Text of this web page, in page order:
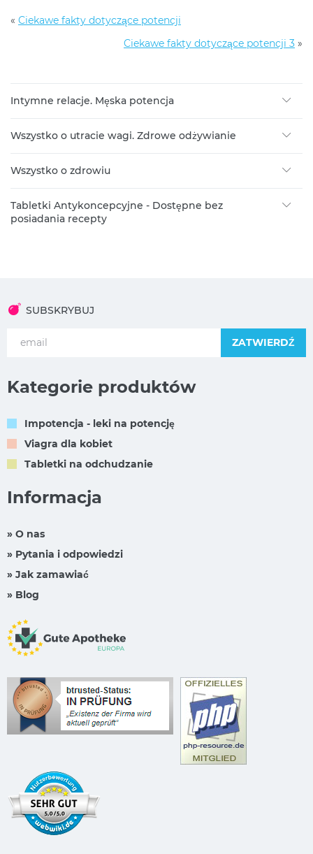
« Ciekawe fakty dotyczące potencji
Ciekawe fakty dotyczące potencji 3 »
Intymne relacje. Męska potencja
Wszystko o utracie wagi. Zdrowe odżywianie
Wszystko o zdrowiu
Tabletki Antykoncepcyjne - Dostępne bez
posiadania recepty
SUBSKRYBUJ
ZATWIERDŹ
Kategorie produktów
Impotencja - leki na potencję
Viagra dla kobiet
Tabletki na odchudzanie
Informacja
» O nas
» Pytania i odpowiedzi
» Jak zamawiać
» Blog